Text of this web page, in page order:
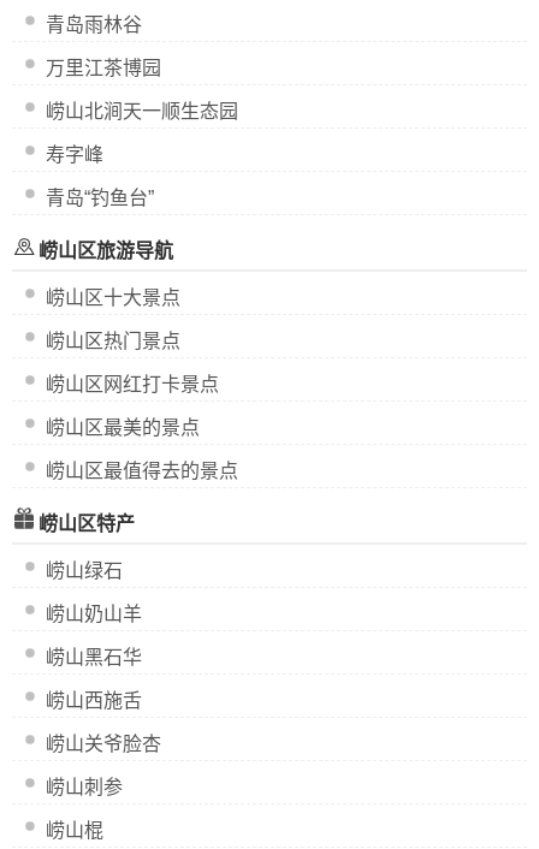
青岛雨林谷
万里江茶博园
崂山北涧天一顺生态园
寿字峰
青岛“钓鱼台”
崂山区旅游导航
崂山区十大景点
崂山区热门景点
崂山区网红打卡景点
崂山区最美的景点
崂山区最值得去的景点
崂山区特产
崂山绿石
崂山奶山羊
崂山黑石华
崂山西施舌
崂山关爷脸杏
崂山刺参
崂山棍